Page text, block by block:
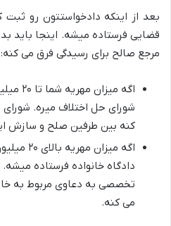
بعد از اینکه دادخواستتون رو ثبت
قضایی فرستاده میشه. اینجا باید
مرجع صالح برای رسیدگی فرق می کنه:
اگه
شورای حل اختلاف میره.
کنه بین طرفین صلح و سازش
اگه
دادگاه خانواده فرستاده
تخصصی به دعاوی مربوط به
می کنه.